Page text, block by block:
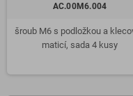
AC.00M6.004
šroub M6 s podložkou a
maticí, sada 4 kusy